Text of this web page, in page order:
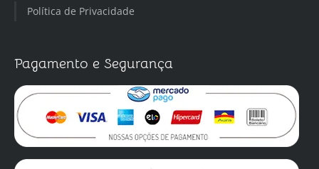
Política de Privacidade
Pagamento e Segurança